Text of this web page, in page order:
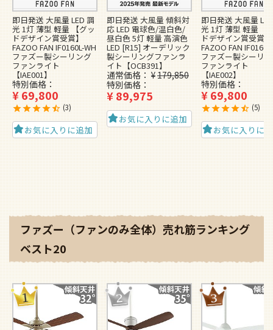
即日発送 大風量 LED 調
光 1灯 薄型 軽量 【グッ
ドデザイン賞受賞】
FAZOO FAN IF0160L-WH
ファズー製シーリング
ファンライト
【IAE001】
特別価格
¥69,800
3
お気に入りに追加
即日発送 大風量 傾斜対
応 LED 電球色/温白色/
昼白色 5灯 軽量 高演色
LED [R15] オーデリック
製シーリングファンラ
イト【OCB391】
通常価格 ¥179,850
特別価格
¥89,975
お気に入りに追加
即日発送 大風量
光 1灯 薄型 軽量 【
ドデザイン賞受賞】
FAZOO FAN
ファズー製シーリ
ファンライト
【IAE002】
特別価格
¥69,800
5
お気に入りに
ファズー（ファンのみ全体）売れ筋ランキング
ベスト20